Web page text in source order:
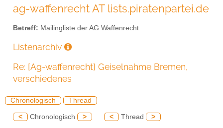
ag-waffenrecht AT lists.piratenpartei.de
Betreff: Mailingliste der AG Waffenrecht
Listenarchiv
Re: [Ag-waffenrecht] Geiselnahme Bremen,
verschiedenes
Chronologisch Thread
< Chronologisch > < Thread >